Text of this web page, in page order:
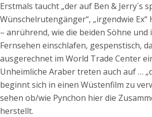
Erstmals taucht „der auf Ben & Jerry´s
Wünschelrutengänger“, „irgendwie
– anrührend, wie die beiden Söhne und
Fernsehen einschlafen, gespenstisch,
ausgerechnet im World Trade Center
Unheimliche Araber treten auch auf …
beginnt sich in einen Wüstenfilm zu
sehen ob/wie Pynchon hier die
herstellt.